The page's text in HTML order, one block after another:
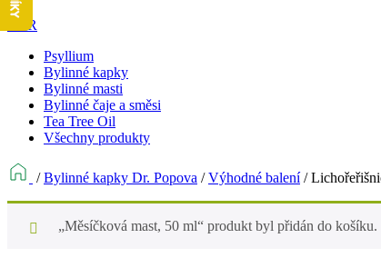
1
EUR
Psyllium
Bylinné kapky
Bylinné masti
Bylinné čaje a směsi
Tea Tree Oil
Všechny produkty
/Bylinné kapky Dr. Popova /Výhodné balení/
„Měsíčková mast, 50 ml“ produkt byl přidán do košíku.